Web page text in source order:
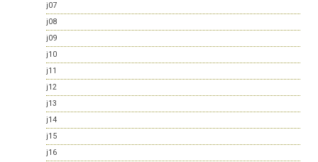
j07
j08
j09
j10
j11
j12
j13
j14
j15
j16